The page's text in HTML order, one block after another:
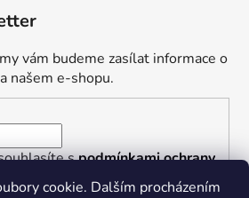
cookie. Dalším procházením
vám budeme zasílat informace o
našem e-shopu.
spodmínkami ochrany